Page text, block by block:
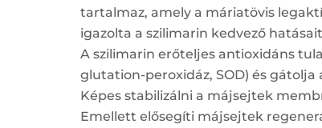
tartalmaz, amely a máriatövis
igazolta a szilimarin kedvező
A szilimarin erőteljes antioxidáns
glutation-peroxidáz, SOD) és gátolja
Képes stabilizálni a májsejtek
Emellett elősegíti májsejtek